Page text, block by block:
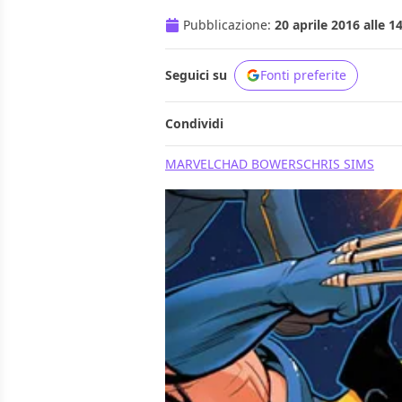
Pubblicazione: 20 aprile 2016 alle
Seguici su Fonti preferite
Condividi
MARVELCHAD BOWERSCHRIS SIMS